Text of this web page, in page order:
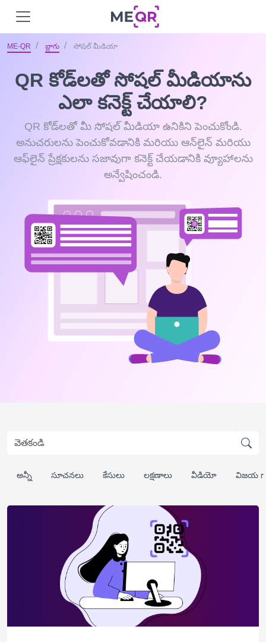
ME-QR బ్లాగు సోషల్ మీడియా
QR కోడ్‌లతో సోషల్ మీడియాను
ఎలా కనెక్ట్ చేయాలి?
QR కోడ్‌లతో మీ సోషల్ మీడియా ఉనికిని పెంచుకోండి.
అనుచరులను పెంచుకోవడానికి మరియు ఆన్‌లైన్ మరియు
ఆఫ్‌లైన్ ప్రేక్షకులను సజావుగా కనెక్ట్ చేయడానికి వ్యూహాలను
అన్వేషించండి.
అన్నీ సూచనలు కేసులు లక్షణాలు వీడియో విజయ